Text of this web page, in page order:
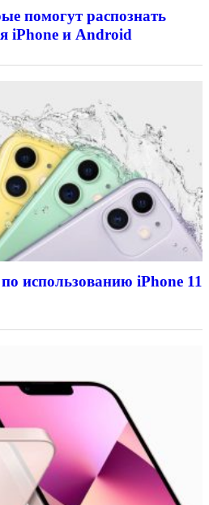
помогут распознать
iPhone и Android
использованию iPhone 11